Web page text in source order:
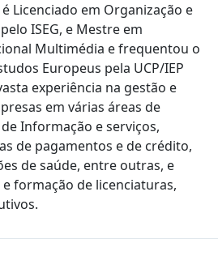
Licenciado em Organização e
ISEG, e Mestre em
Multimédia e frequentou o
Europeus pela UCP/IEP
experiência na gestão e
em várias áreas de
Informação e serviços,
de pagamentos e de crédito,
de saúde, entre outras, e
formação de licenciaturas,